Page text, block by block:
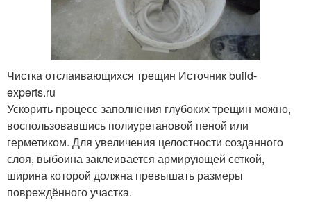
Чистка отслаивающихся трещин Источник build-
experts.ru
Ускорить процесс заполнения глубоких трещин можно,
воспользовавшись полиуретановой пеной или
герметиком. Для увеличения целостности созданного
слоя, выбоина заклеивается армирующей сеткой,
ширина которой должна превышать размеры
повреждённого участка.